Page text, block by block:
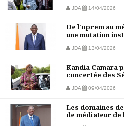
JDA 14/04/2026
De l'oprem au
une mutation
JDA 13/04/2026
Kandia Camara
concertée des
JDA 09/04/2026
Les domaines
de médiateur de